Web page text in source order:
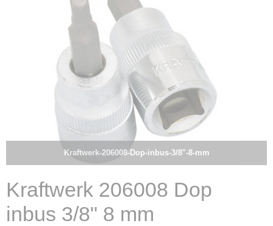
Kraftwerk-206008-Dop-inbus-3/8"-8-mm
Kraftwerk 206008 Dop
inbus 3/8" 8 mm